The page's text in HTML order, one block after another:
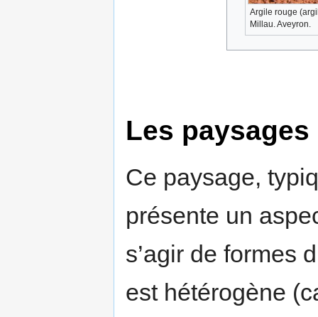
Argile rouge
Millau. Aveyron.
Les
Ce paysage,
présente un
s’agir de formes
est hétérogène